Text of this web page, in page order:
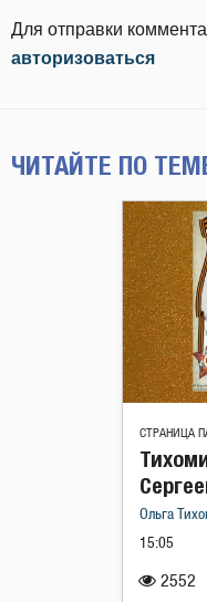
Для отправки
авторизоваться
ЧИТАЙТЕ ПО
СТРАНИЦА
2552
Ольга
15:05